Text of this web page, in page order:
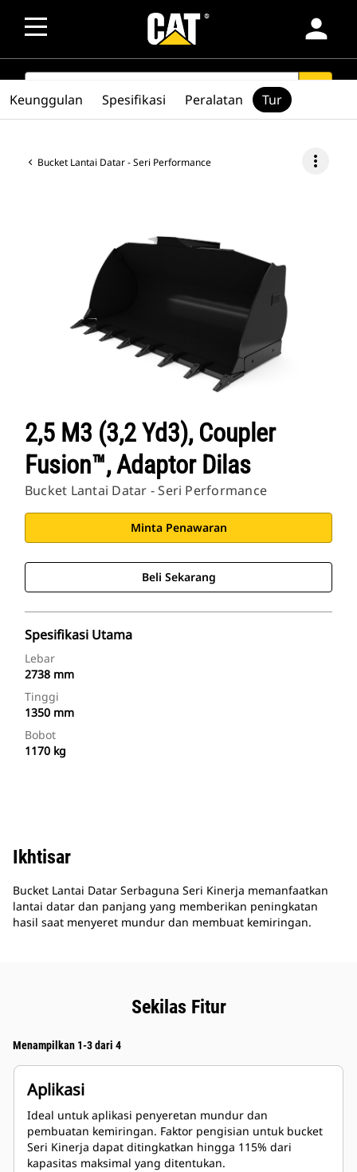
person
SEARCH
Bucket Lantai Datar - Seri Performance more_vert
2,5 M3 (3,2 Yd3), Coupler
Fusion™, Adaptor Dilas
Bucket Lantai Datar - Seri Performance
Minta Penawaran
Beli Sekarang
Spesifikasi Utama
Lebar
2738 mm
Tinggi
1350 mm
Bobot
1170 kg
Keunggulan Spesifikasi Peralatan Tur
Ikhtisar
Bucket Lantai Datar Serbaguna Seri Kinerja memanfaatkan
lantai datar dan panjang yang memberikan peningkatan
hasil saat menyeret mundur dan membuat kemiringan.
Sekilas Fitur
Menampilkan 1-3 dari 4
Aplikasi
Ideal untuk aplikasi penyeretan mundur dan
pembuatan kemiringan. Faktor pengisian untuk bucket
Seri Kinerja dapat ditingkatkan hingga 115% dari
kapasitas maksimal yang ditentukan.